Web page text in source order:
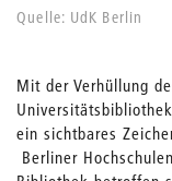
Quelle: UdK Berlin
Mit der Verhüllung
ein sichtbares
Berliner